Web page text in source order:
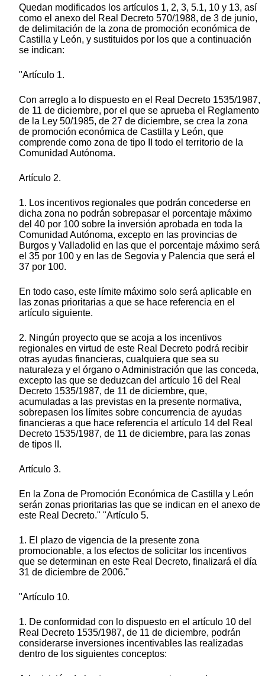
Quedan modificados los artículos 1, 2, 3, 5.1, 10 y 13, así
como el anexo del Real Decreto 570/1988, de 3 de junio,
de delimitación de la zona de promoción económica de
Castilla y León, y sustituidos por los que a continuación
se indican:
"Artículo 1.
Con arreglo a lo dispuesto en el Real Decreto 1535/1987,
de 11 de diciembre, por el que se aprueba el Reglamento
de la Ley 50/1985, de 27 de diciembre, se crea la zona
de promoción económica de Castilla y León, que
comprende como zona de tipo II todo el territorio de la
Comunidad Autónoma.
Artículo 2.
1. Los incentivos regionales que podrán concederse en
dicha zona no podrán sobrepasar el porcentaje máximo
del 40 por 100 sobre la inversión aprobada en toda la
Comunidad Autónoma, excepto en las provincias de
Burgos y Valladolid en las que el porcentaje máximo será
el 35 por 100 y en las de Segovia y Palencia que será el
37 por 100.
En todo caso, este límite máximo solo será aplicable en
las zonas prioritarias a que se hace referencia en el
artículo siguiente.
2. Ningún proyecto que se acoja a los incentivos
regionales en virtud de este Real Decreto podrá recibir
otras ayudas financieras, cualquiera que sea su
naturaleza y el órgano o Administración que las conceda,
excepto las que se deduzcan del artículo 16 del Real
Decreto 1535/1987, de 11 de diciembre, que,
acumuladas a las previstas en la presente normativa,
sobrepasen los límites sobre concurrencia de ayudas
financieras a que hace referencia el artículo 14 del Real
Decreto 1535/1987, de 11 de diciembre, para las zonas
de tipos II.
Artículo 3.
En la Zona de Promoción Económica de Castilla y León
serán zonas prioritarias las que se indican en el anexo de
este Real Decreto." "Artículo 5.
1. El plazo de vigencia de la presente zona
promocionable, a los efectos de solicitar los incentivos
que se determinan en este Real Decreto, finalizará el día
31 de diciembre de 2006."
"Artículo 10.
1. De conformidad con lo dispuesto en el artículo 10 del
Real Decreto 1535/1987, de 11 de diciembre, podrán
considerarse inversiones incentivables las realizadas
dentro de los siguientes conceptos: